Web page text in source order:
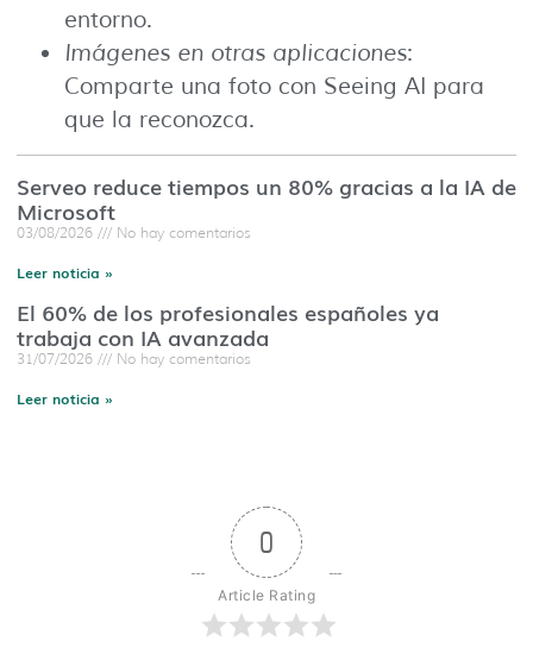
entorno.
Imágenes en otras aplicaciones:
Comparte una foto con Seeing AI para
que la reconozca.
Serveo reduce tiempos un 80% gracias a la IA de
Microsoft
03/08/2026 No hay comentarios
Leer noticia »
El 60% de los profesionales españoles ya
trabaja con IA avanzada
31/07/2026 No hay comentarios
Leer noticia »
0
Article Rating